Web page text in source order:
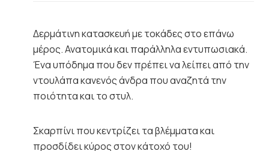
Δερμάτινη κατασκευή με τοκάδες στο επάνω
μέρος. Ανατομικά και παράλληλα εντυπωσιακά.
Ένα υπόδημα που δεν πρέπει να λείπει από την
ντουλάπα κανενός άνδρα που αναζητά την
ποιότητα και το στυλ.
Σκαρπίνι που κεντρίζει τα βλέμματα και
προσδίδει κύρος στον κάτοχό του!